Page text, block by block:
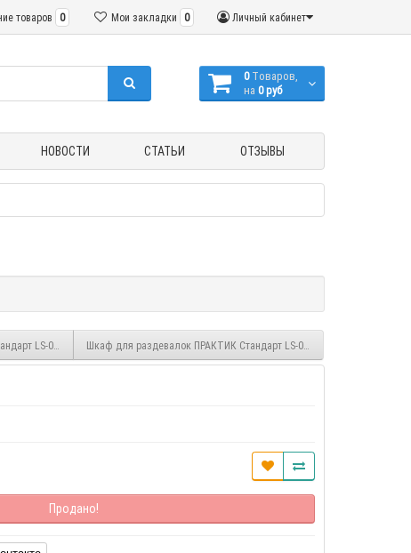
Личный кабинет
Мои закладки 0
товаров 0
0 Tоваров,
на 0 руб
НОВОСТИ СТАТЬИ ОТЗЫВЫ
LS-001 (приставная секция)
Шкаф для раздевалок ПРАКТИК Стандарт LS-001-40 (приставная
Продано!